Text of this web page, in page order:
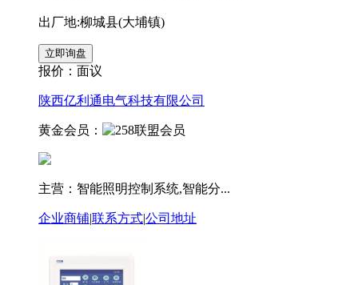
出厂地:柳城县(大埔镇)
报价： 面议
陕西亿利通电气科技有限公司
黄金会员：
主营：智能照明控制系统,智能分...
企业商铺|联系方式|公司地址